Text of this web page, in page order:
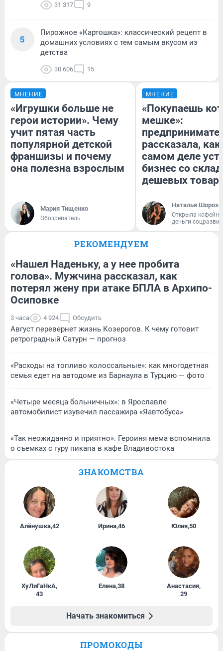
31 317 9
5
Пирожное «Картошка»: классический рецепт в
домашних условиях с тем самым вкусом из
детства
30 606 15
МНЕНИЕ
«Игрушки больше не
герои истории». Чему
учит пятая часть
популярной детской
франшизы и почему
она полезна взрослым
Мария Тищенко
Обозреватель
МНЕНИЕ
«Покупаешь
мешке»:
рассказала, как
самом деле
бизнес со
дешевых
Наталья
Открыла
деньги
РЕКОМЕНДУЕМ
«Нашел Наденьку, а у нее пробита
голова». Мужчина рассказал, как
потерял жену при атаке БПЛА в Архипо-
Осиповке
3 часа 4 924 Обсудить
Август перевернет жизнь Козерогов. К чему готовит
ретроградный Сатурн — прогноз
«Расходы на топливо колоссальные»: как многодетная
семья едет на автодоме из Барнаула в Турцию — фото
«Четыре месяца больничных»: в Ярославле
автомобилист изувечил пассажира «Яавтобуса»
«Так неожиданно и приятно». Героиня мема вспомнила
о съемках с гуру пикапа в кафе Владивостока
ЗНАКОМСТВА
Алёнушка,42 Ирина,46 Юлия,50
ХуЛиГаНкА,
43
Елена,38 Анастасия,
29
Начать знакомиться
ПРОМОКОДЫ